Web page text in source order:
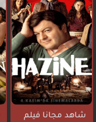
شاهد مجانا فيلم